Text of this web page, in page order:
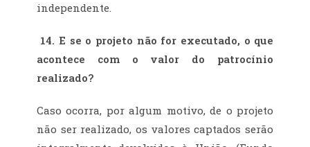
independente.
14.E se o projeto não for executado, o que
acontece com o valor do patrocínio
realizado?
Caso ocorra, por algum motivo, de o projeto
não ser realizado, os valores captados serão